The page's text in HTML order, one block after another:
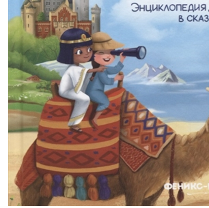
930,00р.
-40% после регистрации
Путешествие по странам: